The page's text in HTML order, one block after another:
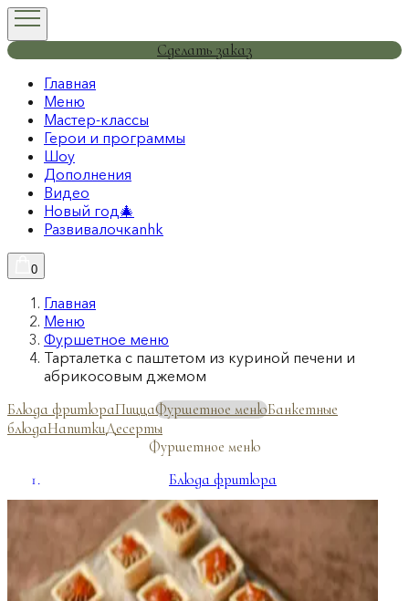
Сделать заказ
Главная
Меню
Мастер-классы
Герои и программы
Шоу
Дополнения
Видео
Новый год🎄
Развивалочкаnhk
0
Главная
Меню
Фуршетное меню
Тарталетка с паштетом из куриной печени и
абрикосовым джемом
Блюда фритюраПиццаФуршетное менюБанкетные
блюдаНапиткиДесерты
Фуршетное меню
Блюда фритюра
Пицца